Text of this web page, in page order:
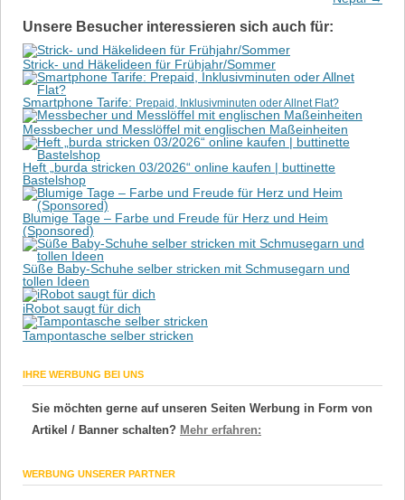
Unsere Besucher interessieren sich auch für:
Strick- und Häkelideen für Frühjahr/Sommer
Smartphone Tarife: Prepaid, Inklusivminuten oder Allnet Flat?
Messbecher und Messlöffel mit englischen Maßeinheiten
Heft „burda stricken 03/2026“ online kaufen | buttinette
Bastelshop
Blumige Tage – Farbe und Freude für Herz und Heim
(Sponsored)
Süße Baby-Schuhe selber stricken mit Schmusegarn und
tollen Ideen
iRobot saugt für dich
Tampontasche selber stricken
IHRE WERBUNG BEI UNS
Sie möchten gerne auf unseren Seiten Werbung in Form von
Artikel / Banner schalten? Mehr erfahren:
WERBUNG UNSERER PARTNER